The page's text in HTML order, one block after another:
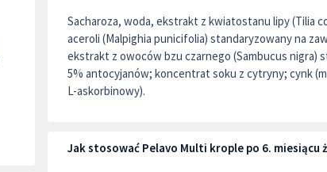
Sacharoza, woda, ekstrakt z kwiatostanu lipy (Tilia
aceroli (Malpighia punicifolia) standaryzowany na
ekstrakt z owoców bzu czarnego (Sambucus nigra)
5% antocyjanów; koncentrat soku z cytryny; cynk
L-askorbinowy).
Jak stosować Pelavo Multi krople po 6. miesiącu